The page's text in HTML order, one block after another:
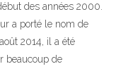
des années 2000.
a porté le nom de
2014, il a été
beaucoup de